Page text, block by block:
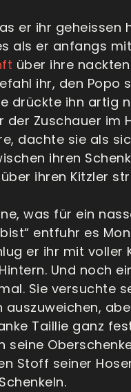
er ihr geheissen
als er anfangs
über ihre
ihr, den Popo
drückte ihn artig
der Zuschauer im
dachte sie als
ihren
ihren Kitzler
was für ein
entfuhr es
er ihr mit voller
Und noch
Sie versuchte
auszuweichen,
Taillie ganz
seine
Stoff seiner